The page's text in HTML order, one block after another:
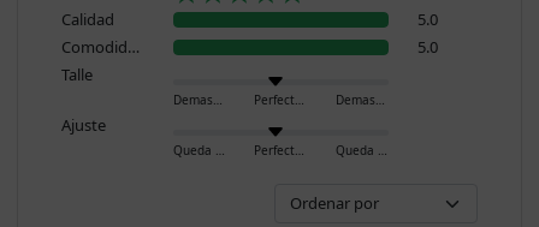
Calidad
5.0
Comodidad
5.0
Talle
Demasiado pequeño Perfecto Demasiado grande
Ajuste
Queda ajustado Perfecto Queda holgado